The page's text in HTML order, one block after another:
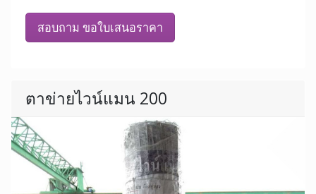
สอบถาม ขอใบเสนอราคา
ตาข่ายไวน์แมน 200